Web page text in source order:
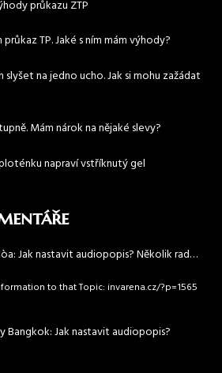
průkazu ZTP
průkaz TP. Jaké s ním mám výhody?
slyšet na jedno ucho. Jak si mohu zažádat
Mám nárok na nějaké slevy?
napraví vstříknutý gel
:Jak nastavit audiopopis? Několik rad…
to that Topic: invarena.cz/?p=1565
Bangkok:Jak nastavit audiopopis?